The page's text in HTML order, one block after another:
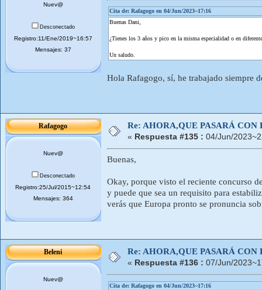
Nuev@
Desconectado
Registro:11/Ene/2019~16:57
Mensajes: 37
Cita de: Rafagogo en 04/Jun/2023~17:16
Buenas Dani,
¿Tienes los 3 años y pico en la misma especialidad o en
Un saludo.
Hola Rafagogo, sí, he trabajado siempre
Rafagogo
Nuev@
Desconectado
Registro:25/Jul/2015~12:54
Mensajes: 364
Re: AHORA,QUE PASARÁ
« Respuesta #135 : 04/Jun/
Buenas,
Okay, porque visto el reciente concurso
y puede que sea un requisito para
verás que Europa pronto se pronuncia
Beleni
Nuev@
Re: AHORA,QUE PASARÁ
« Respuesta #136 : 07/Jun/
Cita de: Rafagogo en 04/Jun/2023~17:16